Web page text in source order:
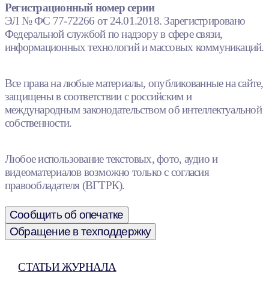
Регистрационный номер серии
ЭЛ № ФС 77-72266 от 24.01.2018. Зарегистрировано
Федеральной службой по надзору в сфере связи,
информационных технологий и массовых коммуникаций.
Все права на любые материалы, опубликованные на сайте,
защищены в соответствии с российским и
международным законодательством об интеллектуальной
собственности.
Любое использование текстовых, фото, аудио и
видеоматериалов возможно только с согласия
правообладателя (ВГТРК).
Сообщить об опечатке
Обращение в техподдержку
СТАТЬИ ЖУРНАЛА